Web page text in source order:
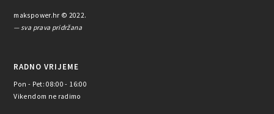
makspower.hr © 2022.
— sva prava pridržana
RADNO VRIJEME
Pon - Pet: 08:00 - 16:00
Vikendom ne radimo